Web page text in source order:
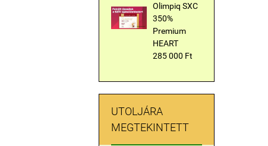
Olimpiq SXC
350%
Premium
HEART
285 000 Ft
UTOLJÁRA
MEGTEKINTETT